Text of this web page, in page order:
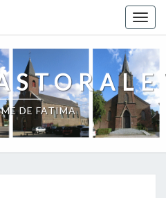
DE FATIMA